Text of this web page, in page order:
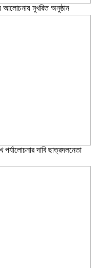
আলোচনায় মুখরিত অনুষ্ঠান
দাবি ছাত্রদলনেতা